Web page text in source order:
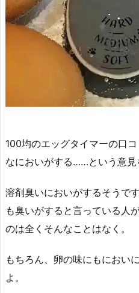
100均のエッグタイマーの口
なにおいがする……という意見
溶剤臭いにおいがするそうで
も臭いがすると言っている人
のは全くそんなことはなく。
もちろん、卵の味にもにおい
よ。